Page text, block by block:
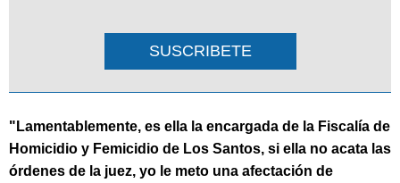
SUSCRIBETE
"Lamentablemente, es ella la encargada de la Fiscalía de
Homicidio y Femicidio de Los Santos, si ella no acata las
órdenes de la juez, yo le meto una afectación de